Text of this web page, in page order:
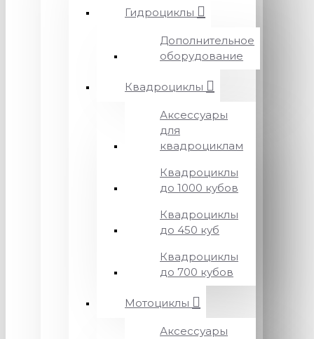
Гидроциклы
Дополнительное
оборудование
Квадроциклы
Аксессуары
для
квадроциклам
Квадроциклы
до 1000 кубов
Квадроциклы
до 450 куб
Квадроциклы
до 700 кубов
Мотоциклы
Аксессуары